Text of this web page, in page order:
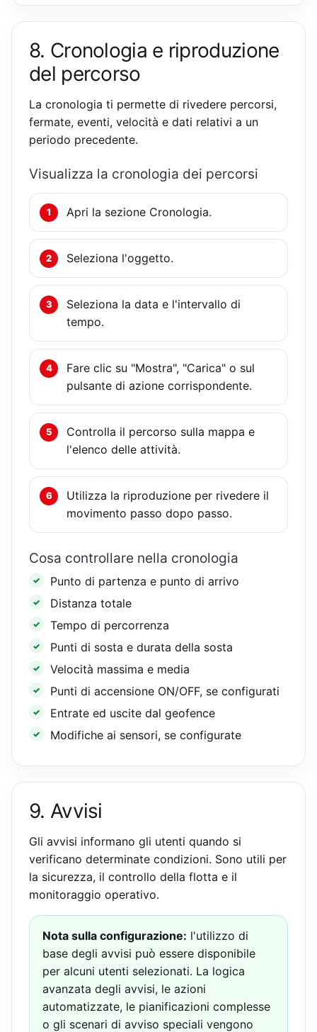
8. Cronologia e riproduzione
del percorso
La cronologia ti permette di rivedere percorsi,
fermate, eventi, velocità e dati relativi a un
periodo precedente.
Visualizza la cronologia dei percorsi
Apri la sezione Cronologia.
Seleziona l'oggetto.
Seleziona la data e l'intervallo di
tempo.
Fare clic su "Mostra", "Carica" o sul
pulsante di azione corrispondente.
Controlla il percorso sulla mappa e
l'elenco delle attività.
Utilizza la riproduzione per rivedere il
movimento passo dopo passo.
Cosa controllare nella cronologia
Punto di partenza e punto di arrivo
Distanza totale
Tempo di percorrenza
Punti di sosta e durata della sosta
Velocità massima e media
Punti di accensione ON/OFF, se configurati
Entrate ed uscite dal geofence
Modifiche ai sensori, se configurate
9. Avvisi
Gli avvisi informano gli utenti quando si
verificano determinate condizioni. Sono utili per
la sicurezza, il controllo della flotta e il
monitoraggio operativo.
Nota sulla configurazione: l'utilizzo di
base degli avvisi può essere disponibile
per alcuni utenti selezionati. La logica
avanzata degli avvisi, le azioni
automatizzate, le pianificazioni complesse
o gli scenari di avviso speciali vengono